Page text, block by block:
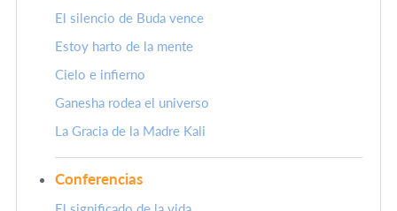
El silencio de Buda vence
Estoy harto de la mente
Cielo e infierno
Ganesha rodea el universo
La Gracia de la Madre Kali
Conferencias